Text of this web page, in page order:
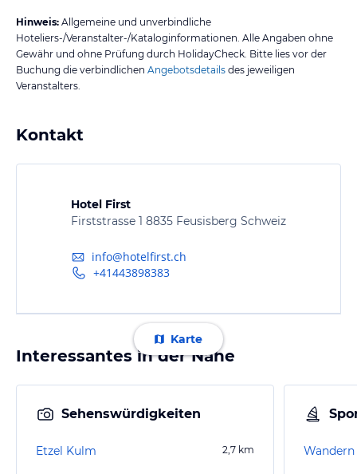
Hinweis: Allgemeine und unverbindliche
Hoteliers-/Veranstalter-/Kataloginformationen. Alle Angaben ohne
Gewähr und ohne Prüfung durch HolidayCheck. Bitte lies vor der
Buchung die verbindlichen Angebotsdetails des jeweiligen
Veranstalters.
Kontakt
Hotel First
Firststrasse 1 8835 Feusisberg Schweiz
info@hotelfirst.ch
+41443898383
Karte
Interessantes in der Nähe
Sehenswürdigkeiten
Etzel Kulm 2,7 km